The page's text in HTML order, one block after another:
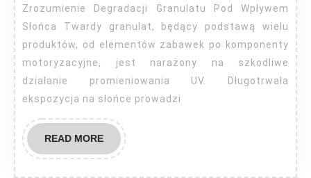
jest
chroniony
przed
żółknięciem
na
słońcu?
Zrozumienie Degradacji Granulatu Pod Wpływem
Słońca Twardy granulat, będący podstawą wielu
produktów, od elementów zabawek po komponenty
motoryzacyjne, jest narażony na szkodliwe
działanie promieniowania UV. Długotrwała
ekspozycja na słońce prowadzi
READ MOREREAD
MORE